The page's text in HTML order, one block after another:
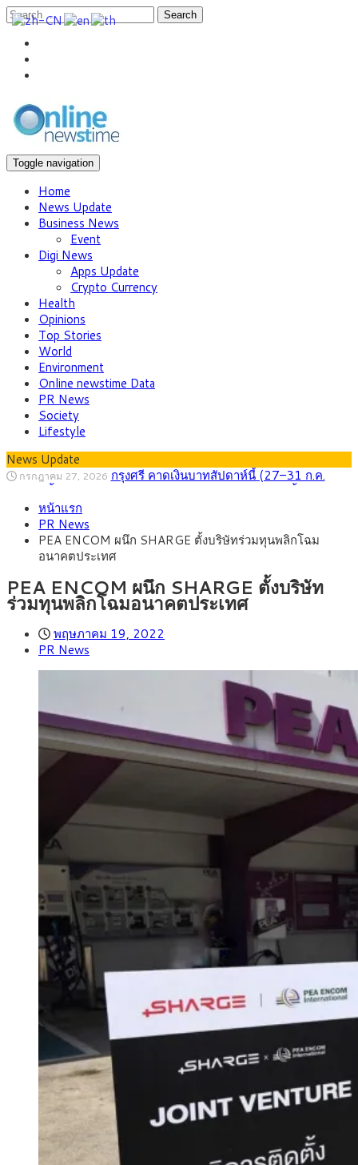
Search
Toggle navigation
Home
News Update
Business News
Event
Digi News
Apps Update
Crypto Currency
Health
Opinions
Top Stories
World
Environment
Online newstime Data
PR News
Society
Lifestyle
News Update
กรกฎาคม 27, 2026 กรุงศรี คาดเงินบาทสัปดาห์นี้ (27–31 ก.ค.
หน้ารถไฟฟ้าสงขลา โมโนเรล 12.54 กม. เชื่อมเมืองหาดใหญ่
สิงหาคม 4, 2026
รายหัวเพียง 2,618 บาท เสนอทบทวนจัดสรรงบให้สอดคล้องภาระ
งานจริง
สิงหาคม 3, 2026
กรุงศรี คาดเงินบาทสัปดาห์นี้ซื้อขายในกรอบ
33.00-33.60 ติดตามข้อมูลจ้างงานสหรัฐฯ
สิงหาคม 1, 2026 “เอกนิติ” เปิดเครื่องยนต์เศรษฐกิจใหม่ของไทย
เดินหน้า 5 ยุทธศาสตร์ รื้อโครงสร้างเศรษฐกิจ ดันไทยโตเต็ม
ศักยภาพ
กรกฎาคม 27, 2026 ภัยเงียบใกล้ตัวเด็ก LSD “แสตมป์เมา” ยาเสพ
ติดลายการ์ตูน กรมศุลกากร เตือนผู้ปกครองเฝ้าระวัง หลังยึดล็อต
ใหญ่จากเยอรมนี
หน้าแรก
PR News
PEA ENCOM ผนึก SHARGE ตั้งบริษัทร่วมทุนพลิกโฉม
อนาคตประเทศ
PEA ENCOM ผนึก SHARGE ตั้งบริษัท
ร่วมทุนพลิกโฉมอนาคตประเทศ
พฤษภาคม 19, 2022
PR News